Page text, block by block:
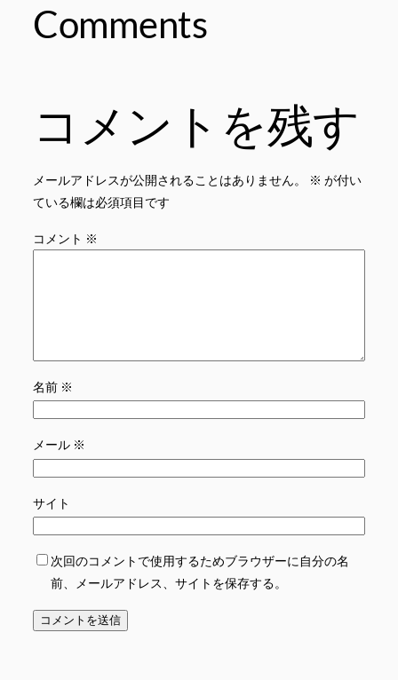
Comments
コメントを残す
メールアドレスが公開されることはありません。 ※ が付い
ている欄は必須項目です
コメント ※
名前 ※
メール ※
サイト
次回のコメントで使用するためブラウザーに自分の名
前、メールアドレス、サイトを保存する。